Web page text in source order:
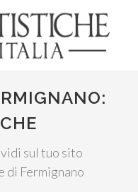
sul tuo sito
di Fermignano